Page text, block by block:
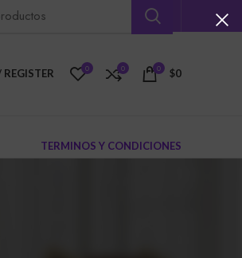
0 0 0 $0
TERMINOS Y CONDICIONES